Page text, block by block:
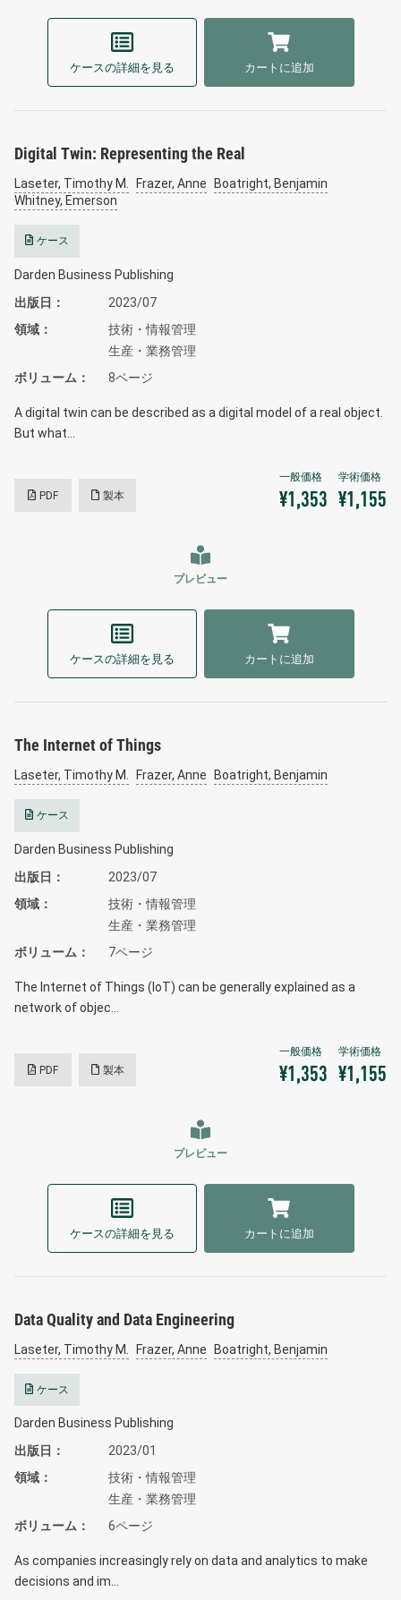
ケースの詳細を見る カートに追加
Digital Twin: Representing the Real
Laseter, Timothy M. Frazer, Anne
Boatright, Benjamin
Whitney, Emerson
ケース
Darden Business Publishing
出版日
2023/07
領域
技術・情報管理
生産・業務管理
ボリューム
8ページ
A digital twin can be described as a digital model of a real object.
But what…
PDF 製本 ¥1,353 ¥1,155
プレビュー
ケースの詳細を見る カートに追加
The Internet of Things
Laseter, Timothy M. Frazer, Anne Boatright, Benjamin
ケース
Darden Business Publishing
出版日
2023/07
領域
技術・情報管理
生産・業務管理
ボリューム
7ページ
The Internet of Things (IoT) can be generally explained as a
network of objec…
PDF 製本 ¥1,353 ¥1,155
プレビュー
ケースの詳細を見る カートに追加
Data Quality and Data Engineering
Laseter, Timothy M. Frazer, Anne Boatright, Benjamin
ケース
Darden Business Publishing
出版日
2023/01
領域
技術・情報管理
生産・業務管理
ボリューム
6ページ
As companies increasingly rely on data and analytics to make
decisions and im…